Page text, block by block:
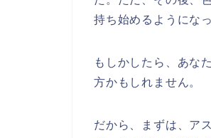
持ち始めるようにな
もしかしたら、あな
方かもしれません。
だから、まずは、ア